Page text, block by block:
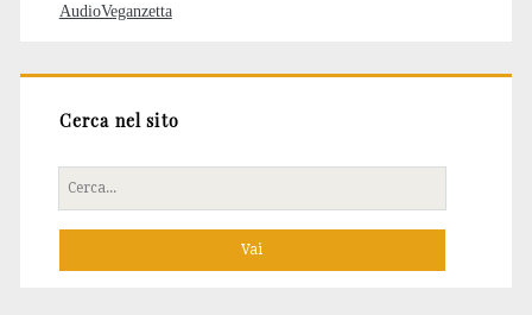
AudioVeganzetta
Cerca nel sito
Cerca
per: